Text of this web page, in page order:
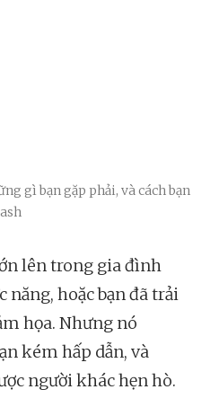
gì bạn gặp phải, và cách bạn
lên trong gia đình
hoặc bạn đã trải
họa. Nhưng nó
kém hấp dẫn, và
người khác hẹn hò.